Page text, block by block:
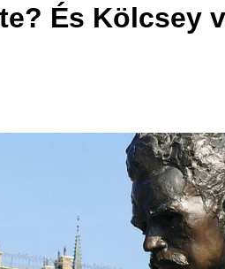
És Kölcsey